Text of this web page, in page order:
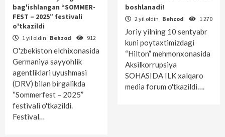
bag'ishlangan “SOMMER-
FEST – 2025” festivali
o'tkazildi
1 yil oldin Behzod 912
O'zbekiston elchixonasida
Germaniya sayyohlik
agentliklari uyushmasi
(DRV) bilan birgalikda
“Sommerfest – 2025”
festivali o'tkazildi.
Festival…
boshlanadi!
2 yil oldin Behzod 1 270
Joriy yilning 10 sentyabr
kuni poytaxtimizdagi
“Hilton” mehmonxonasida
Aksilkorrupsiya
SOHASIDA ILK xalqaro
media forum o'tkazildi….